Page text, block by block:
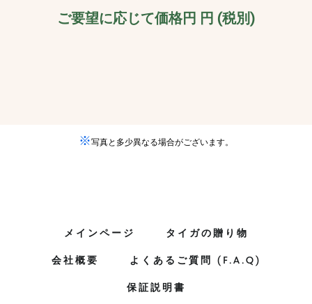
ご要望に応じて価格円 円 (税別)
※写真と多少異なる場合がございます。
メインページ タイガの贈り物
会社概要 よくあるご質問 (F.A.Q)
保証説明書